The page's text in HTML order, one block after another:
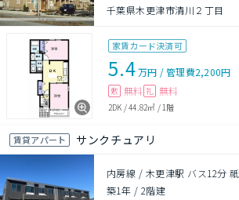
千葉県木更津市清川２丁目
家賃カード決済可
5.4万円 /管理費2,200円
敷 無料 礼 無料
2DK /44.82㎡ /1階
賃貸アパート サンクチュアリ
内房線 / 木更津駅 バス12分
築1年 / 2階建